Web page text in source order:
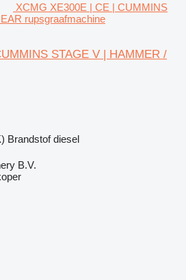
XCMG XE300E | CE | CUMMINS
rupsgraafmachine
STAGE V | HAMMER /
Brandstof diesel
B.V.